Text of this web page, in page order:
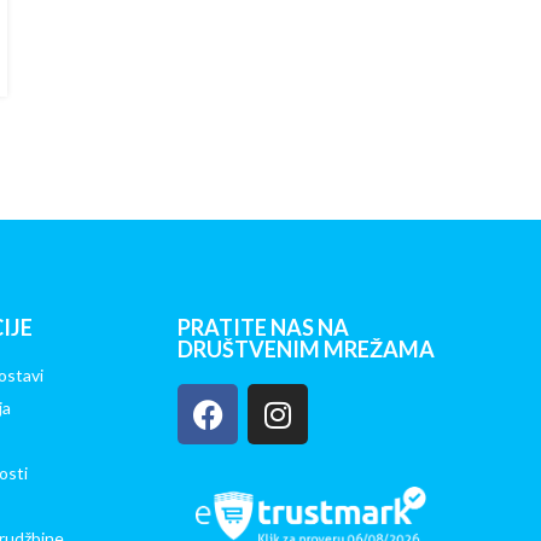
PRATITE NAS NA
DRUŠTVENIM MREŽAMA